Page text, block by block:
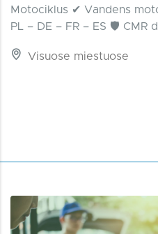
Motociklus ✔ Vandens
PL – DE – FR – ES 🛡 CMR
Visuose miestuose